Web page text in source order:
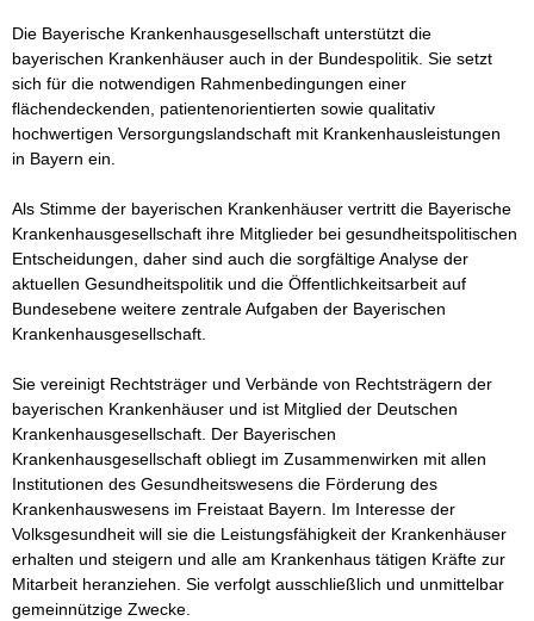
Die Bayerische Krankenhausgesellschaft unterstützt die
bayerischen Krankenhäuser auch in der Bundespolitik. Sie setzt
sich für die notwendigen Rahmenbedingungen einer
flächendeckenden, patientenorientierten sowie qualitativ
hochwertigen Versorgungslandschaft mit Krankenhausleistungen
in Bayern ein.
Als Stimme der bayerischen Krankenhäuser vertritt die Bayerische
Krankenhausgesellschaft ihre Mitglieder bei gesundheitspolitischen
Entscheidungen, daher sind auch die sorgfältige Analyse der
aktuellen Gesundheitspolitik und die Öffentlichkeitsarbeit auf
Bundesebene weitere zentrale Aufgaben der Bayerischen
Krankenhausgesellschaft.
Sie vereinigt Rechtsträger und Verbände von Rechtsträgern der
bayerischen Krankenhäuser und ist Mitglied der Deutschen
Krankenhausgesellschaft. Der Bayerischen
Krankenhausgesellschaft obliegt im Zusammenwirken mit allen
Institutionen des Gesundheitswesens die Förderung des
Krankenhauswesens im Freistaat Bayern. Im Interesse der
Volksgesundheit will sie die Leistungsfähigkeit der Krankenhäuser
erhalten und steigern und alle am Krankenhaus tätigen Kräfte zur
Mitarbeit heranziehen. Sie verfolgt ausschließlich und unmittelbar
gemeinnützige Zwecke.